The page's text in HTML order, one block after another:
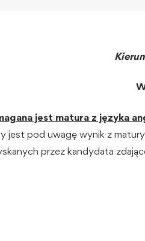
jest matura z języka
jest pod uwagę wynik z
przez kandydata